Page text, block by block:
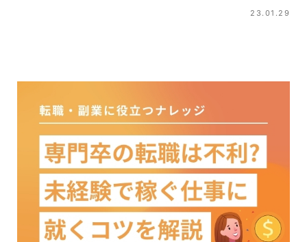
23.01.29